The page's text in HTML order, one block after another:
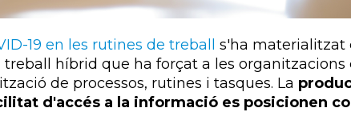
19 en les rutines de treball s'ha materialitzat
híbrid que ha forçat a les organitzacions
de processos, rutines i tasques. La
d'accés a la informació es posicionen